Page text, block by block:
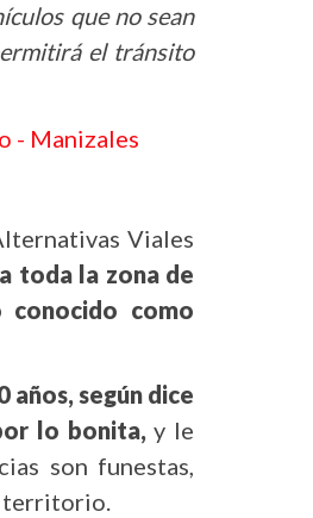
que no sean
el tránsito
- Manizales
Viales
toda la zona de
conocido como
según dice
lo bonita, y le
son funestas,
territorio.